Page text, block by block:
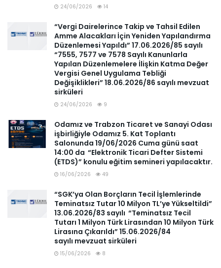
24/06/2026 14
“Vergi Dairelerince Takip ve Tahsil Edilen
Amme Alacakları İçin Yeniden Yapılandırma
Düzenlemesi Yapıldı” 17.06.2026/85 sayılı
“7555, 7577 ve 7578 Sayılı Kanunlarla
Yapılan Düzenlemelere İlişkin Katma Değer
Vergisi Genel Uygulama Tebliği
Değişiklikleri” 18.06.2026/86 sayılı mevzuat
sirküleri
24/06/2026 9
Odamız ve Trabzon Ticaret ve Sanayi Odası
işbirliğiyle Odamız 5. Kat Toplantı
Salonunda 19/06/2026 Cuma günü saat
14:00 da “Elektronik Ticari Defter Sistemi
(ETDS)” konulu eğitim semineri yapılacaktır.
16/06/2026 49
“SGK’ya Olan Borçların Tecil İşlemlerinde
Teminatsız Tutar 10 Milyon TL’ye Yükseltildi”
13.06.2026/83 sayılı “Teminatsız Tecil
Tutarı 1 Milyon Türk Lirasından 10 Milyon Türk
Lirasına Çıkarıldı” 15.06.2026/84
sayılı mevzuat sirküleri
15/06/2026 8